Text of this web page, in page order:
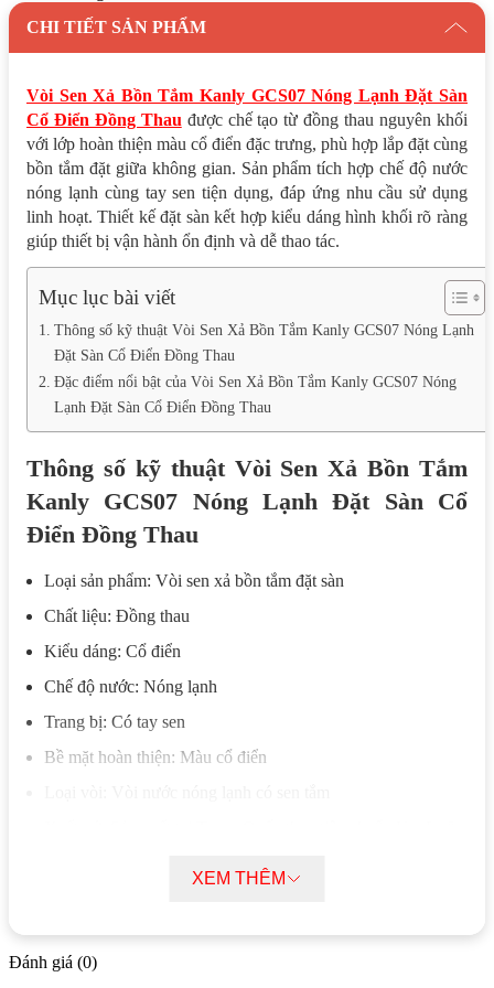
CHI TIẾT SẢN PHẨM
Vòi Sen Xả Bồn Tắm Kanly GCS07 Nóng Lạnh Đặt Sàn
Cổ Điển Đồng Thau được chế tạo từ đồng thau nguyên khối
với lớp hoàn thiện màu cổ điển đặc trưng, phù hợp lắp đặt cùng
bồn tắm đặt giữa không gian. Sản phẩm tích hợp chế độ nước
nóng lạnh cùng tay sen tiện dụng, đáp ứng nhu cầu sử dụng
linh hoạt. Thiết kế đặt sàn kết hợp kiểu dáng hình khối rõ ràng
giúp thiết bị vận hành ổn định và dễ thao tác.
Mục lục bài viết
Thông số kỹ thuật Vòi Sen Xả Bồn Tắm Kanly GCS07 Nóng Lạnh
Đặt Sàn Cổ Điển Đồng Thau
Đặc điểm nổi bật của Vòi Sen Xả Bồn Tắm Kanly GCS07 Nóng
Lạnh Đặt Sàn Cổ Điển Đồng Thau
Thông số kỹ thuật Vòi Sen Xả Bồn Tắm
Kanly GCS07 Nóng Lạnh Đặt Sàn Cổ
Điển Đồng Thau
Loại sản phẩm: Vòi sen xả bồn tắm đặt sàn
Chất liệu: Đồng thau
Kiểu dáng: Cổ điển
Chế độ nước: Nóng lạnh
Trang bị: Có tay sen
Bề mặt hoàn thiện: Màu cổ điển
Đặc điểm nổi bật của Vòi Sen Xả Bồn
Cổ Điển Đồng Thau
XEM THÊM
Đánh giá (0)